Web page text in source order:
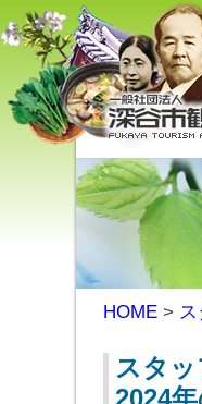
（旧深谷市・岡
川本町）の観光
HOME >
スタ
2024